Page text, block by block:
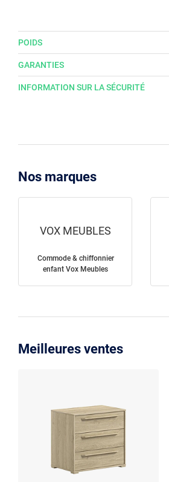
POIDS
GARANTIES
INFORMATION SUR LA SÉCURITÉ
Nos marques
VOX MEUBLES
Commode & chiffonnier
enfant Vox Meubles
Meilleures ventes